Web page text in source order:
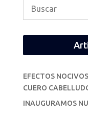
EFECTOS
CUERO
INAUGURAMOS